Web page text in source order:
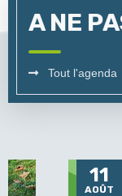
A NE
Tout l'agenda
11
AOÛT